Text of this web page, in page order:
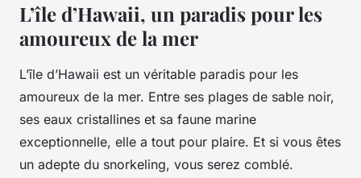
L’île d’Hawaii, un paradis pour les
amoureux de la mer
L’île d’Hawaii est un véritable paradis pour les
amoureux de la mer. Entre ses plages de sable noir,
ses eaux cristallines et sa faune marine
exceptionnelle, elle a tout pour plaire. Et si vous êtes
un adepte du snorkeling, vous serez comblé.